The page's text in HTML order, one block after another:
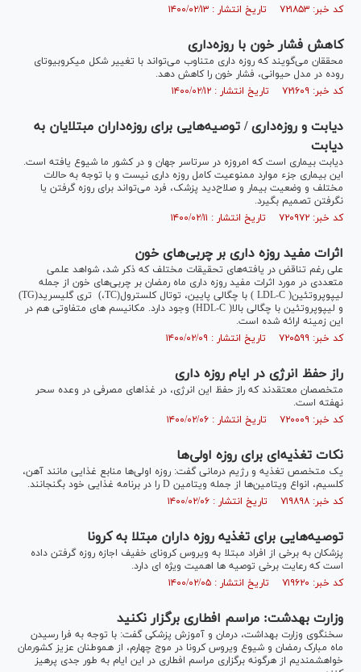
کد خبر: ۷۲۱۸۵۳ تاریخ انتشار : ۱۴۰۰/۰۲/۱۳
کاهش فشار خون با روزه‌داری
محققان می‌گویند که روزه داری متناوب می‌تواند با تغییر شکل میکروبیوتای
روده در مدل حیوانی، فشار خون را کاهش دهد.
کد خبر: ۷۲۱۶۰۹ تاریخ انتشار : ۱۴۰۰/۰۲/۱۲
دیابت و روزه‌داری / توصیه‌هایی برای روزه‌داران مبتلایان به
دیابت
دیابت بیماری است که امروزه در سرتاسر جهان و در کشور ما شیوع یافته است.
این بیماری جزء موارد ممنوعیت کامل روزه داری نیست و با توجه به حالات
مختلف و وضعیت بیمار و صلاح‌دید پزشک، فرد می‌تواند برای روزه گرفتن یا
نگرفتن تصمیم بگیرد.
کد خبر: ۷۲۰۹۷۲ تاریخ انتشار : ۱۴۰۰/۰۲/۱۱
اثرات مفید روزه داری بر چربی‌های خون
علی رغم تناقض در یافته‌های تحقیقات مختلف که ذکر شد، شواهد علمی
متعددی در مورد اثرات مفید روزه داری ماه رمضان بر چربی‌های خون از جمله
لیپوپروتئین( LDL-C ) با چگالی پایین، توتال کلسترول(TC،) تری گلیسرید(TG)
و لیپوپروتئین با چگالی بالا( HDL-C) وجود دارد. مکانیسم های متفاوتی هم در
این زمینه ارائه شده است.
کد خبر: ۷۲۰۵۹۹ تاریخ انتشار : ۱۴۰۰/۰۲/۰۹
راز حفظ انرژی در ایام روزه داری
متخصصان معتقدند که راز حفظ این انرژی، در غذا‌های مصرفی در وعده سحر
نهفته است.
کد خبر: ۷۲۰۰۰۹ تاریخ انتشار : ۱۴۰۰/۰۲/۰۶
نکات تغذیه‌ای برای روزه اولی‌ها
یک متخصص تغذیه و رژیم درمانی گفت: روزه اولی‌ها منابع غذایی مانند آهن،
کلسیم، انواع ویتامین‌ها از جمله ویتامین D را در برنامه غذایی خود بگنجانند.
کد خبر: ۷۱۹۸۹۸ تاریخ انتشار : ۱۴۰۰/۰۲/۰۶
توصیه‌هایی برای تغذیه روزه داران مبتلا به کرونا
پزشکان به برخی از افراد مبتلا به ویروس کرونای خفیف اجازه روزه گرفتن داده
است که رعایت برخی توصیه ها اهمیت ویژه ای دارد.
کد خبر: ۷۱۹۶۲۰ تاریخ انتشار : ۱۴۰۰/۰۲/۰۵
وزارت بهدشت: مراسم افطاری برگزار نکنید
سخنگوی وزارت بهداشت، درمان و آموزش پزشکی گفت: با توجه به فرا رسیدن
ماه مبارک رمضان و شیوع ویروس کرونا در موج چهارم، از هموطنان عزیز کشورمان
خواهشمندیم از هرگونه برگزاری مراسم افطاری در این ایام به طور جدی پرهیز